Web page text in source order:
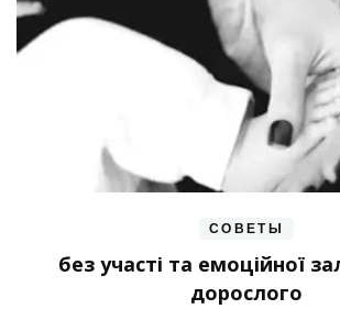
СОВЕТЫ
без участі та емоційної
дорослого